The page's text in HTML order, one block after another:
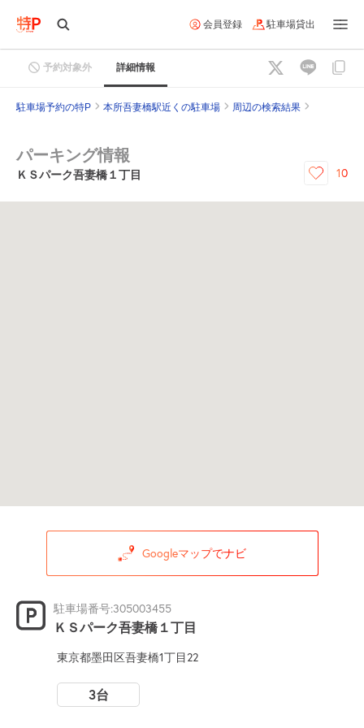
会員登録 駐車場貸出
予約対象外 詳細情報
駐車場予約の特P 本所吾妻橋駅近くの駐車場 周辺の検索結果
パーキング情報
ＫＳパーク吾妻橋１丁目 10
Googleマップでナビ
駐車場番号:305003455
ＫＳパーク吾妻橋１丁目
東京都墨田区吾妻橋1丁目22
3台